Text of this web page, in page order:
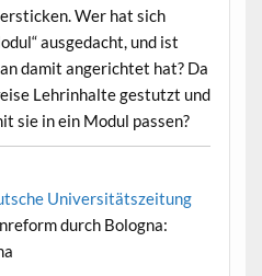
Wer hat sich
ausgedacht, und ist
damit angerichtet hat? Da
Lehrinhalte gestutzt und
sie in ein Modul passen?
Universitätszeitung
durch Bologna: